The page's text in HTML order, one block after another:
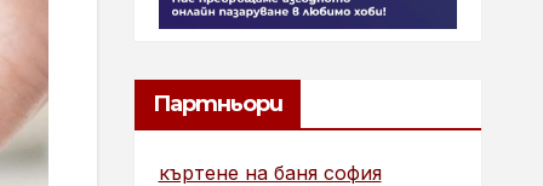
Партньори
къртене на баня софия